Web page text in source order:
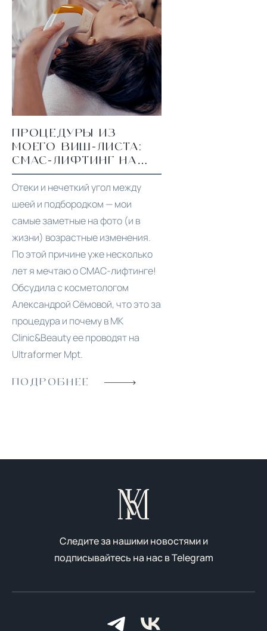
ПРОЦЕДУРЫ ИЗ
МОЕГО ВИШ-ЛИСТА:
СМАС-ЛИФТИНГ НА
ULTRAFORMER MPT
Отеки и нечеткий угол между
шеей и подбородком — мои
самые заметные на фото (и в
жизни) возрастные изменения.
По этой причине уже несколько
лет я мечтаю о СМАС-лифтинге!
Обсудила с косметологом
Александрой Сёмовой, что это за
процедура и почему в MK
Clinic&Beauty ее проводят на
Ultraformer Mpt.
ПОДРОБНЕЕ
Следите за нашими новостями и
подписывайтесь на нас вTelegram